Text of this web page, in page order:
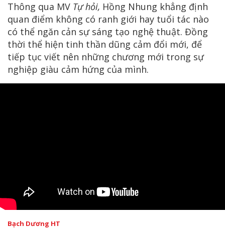
Thông qua MV Tự hỏi, Hồng Nhung khẳng định
quan điểm không có ranh giới hay tuổi tác nào
có thể ngăn cản sự sáng tạo nghệ thuật. Đồng
thời thể hiện tinh thần dũng cảm đổi mới, để
tiếp tục viết nên những chương mới trong sự
nghiệp giàu cảm hứng của mình.
Bạch Dương HT